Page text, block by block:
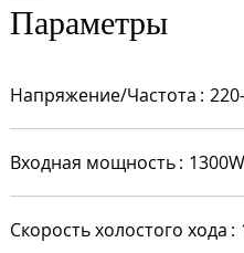
Параметры
Напряжение/Частота
Входная мощность 1300W
Скорость холостого хода